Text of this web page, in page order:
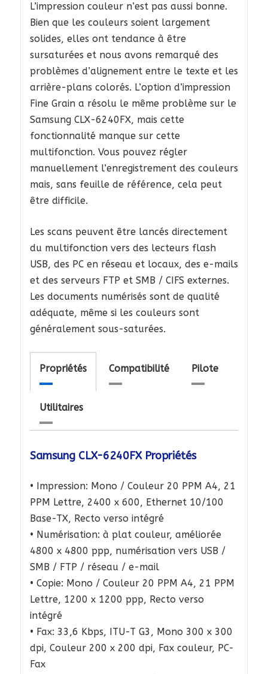
L’impression couleur n’est pas aussi bonne.
Bien que les couleurs soient largement
solides, elles ont tendance à être
sursaturées et nous avons remarqué des
problèmes d’alignement entre le texte et les
arrière-plans colorés. L’option d’impression
Fine Grain a résolu le même problème sur le
Samsung CLX-6240FX, mais cette
fonctionnalité manque sur cette
multifonction. Vous pouvez régler
manuellement l’enregistrement des couleurs
mais, sans feuille de référence, cela peut
être difficile.
Les scans peuvent être lancés directement
du multifonction vers des lecteurs flash
USB, des PC en réseau et locaux, des e-mails
et des serveurs FTP et SMB / CIFS externes.
Les documents numérisés sont de qualité
adéquate, même si les couleurs sont
généralement sous-saturées.
Propriétés Compatibilité Pilote
Utilitaires
Samsung CLX-6240FX Propriétés
• Impression: Mono / Couleur 20 PPM A4, 21
PPM Lettre, 2400 x 600, Ethernet 10/100
Base-TX, Recto verso intégré
• Numérisation: à plat couleur, améliorée
4800 x 4800 ppp, numérisation vers USB /
SMB / FTP / réseau / e-mail
• Copie: Mono / Couleur 20 PPM A4, 21 PPM
Lettre, 1200 x 1200 ppp, Recto verso
intégré
• Fax: 33,6 Kbps, ITU-T G3, Mono 300 x 300
dpi, Couleur 200 x 200 dpi, Fax couleur, PC-
Fax